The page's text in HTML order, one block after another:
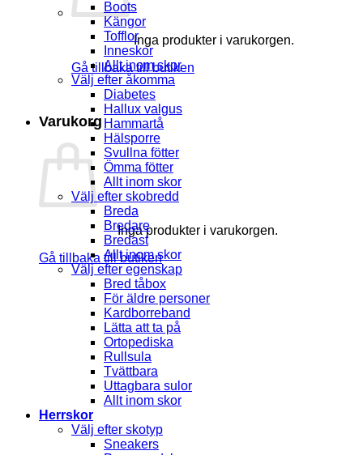
Inga produkter i varukorgen.
Gå tillbaka till butiken
Varukorg
Inga produkter i varukorgen.
Gå tillbaka till butiken
Boots
Kängor
Tofflor
Inneskor
Allt inom skor
Välj efter åkomma
Diabetes
Hallux valgus
Hammartå
Hälsporre
Svullna fötter
Ömma fötter
Allt inom skor
Välj efter skobredd
Breda
Bredare
Bredast
Allt inom skor
Välj efter egenskap
Bred tåbox
För äldre personer
Kardborreband
Lätta att ta på
Ortopediska
Rullsula
Tvättbara
Uttagbara sulor
Allt inom skor
Herrskor
Välj efter skotyp
Sneakers